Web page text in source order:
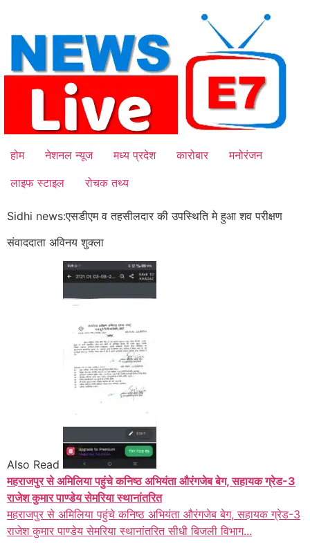
content
होम नेशनल न्यूज मध्य प्रदेश कारोबार
मनोरंजन
लाइफ स्टाइल
रोचक तथ्य
Sidhi news:एसडीएम व तहसीलदार की उपस्थिति मे हुआ शव परीक्षण
संवाददाता अविनय शुक्ला
Also Read
महराजपुर से अमिलिया पहुंचे कनिष्ठ अभियंता औरंगजेब बेग, सहायक ग्रेड-3
राजेश कुमार पाण्डेय सेमरिया स्थानांतरित
महराजपुर से अमिलिया पहुंचे कनिष्ठ अभियंता औरंगजेब बेग, सहायक ग्रेड-3
राजेश कुमार पाण्डेय सेमरिया स्थानांतरित सीधी बिजली विभाग...